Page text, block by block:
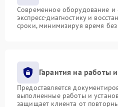
Современное оборудование и
экспресс-диагностику и
сроки, минимизируя время без
Гарантия на работы
Предоставляется
выполненные работы и
защищает клиента от